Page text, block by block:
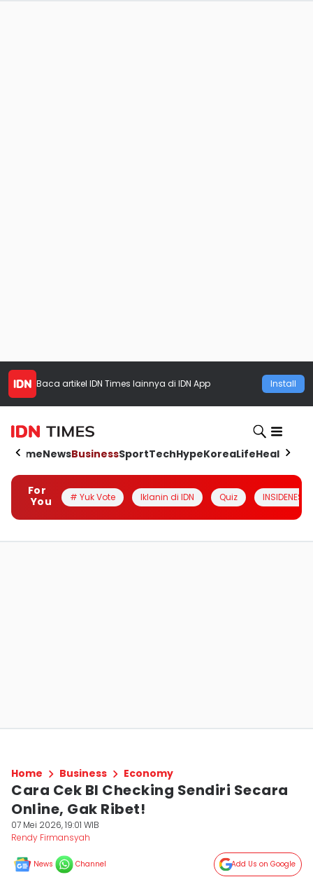
Baca artikel IDN Times lainnya di IDN App Install
HomeNewsBusinessSportTechHypeKoreaLifeHealth
For
You
# Yuk Vote Iklanin di IDN Quiz INSIDENESIA
Home Business Economy
Cara Cek BI Checking Sendiri Secara
Online, Gak Ribet!
07 Mei 2026, 19:01 WIB
Rendy Firmansyah
News Channel Add Us on Google